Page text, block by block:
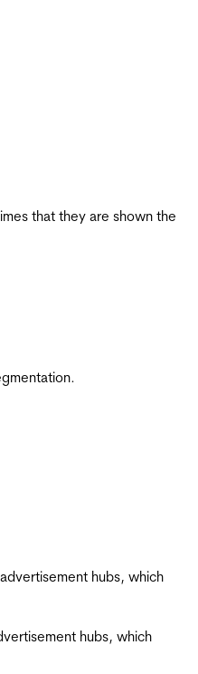
that they are shown the
hubs, which
hubs, which